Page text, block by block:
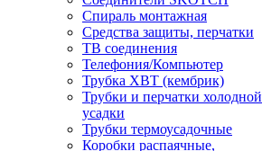
Спираль монтажная
Средства защиты, перчатки
ТВ соединения
Телефония/Компьютер
Трубка ХВТ (кембрик)
Трубки и перчатки холодной
усадки
Трубки термоусадочные
Коробки распаячные,